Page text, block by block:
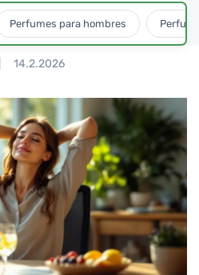
Perfumes para hombres
14.2.2026